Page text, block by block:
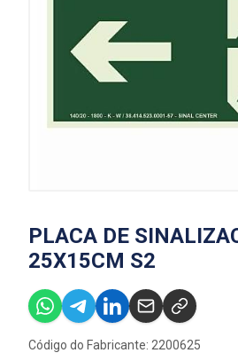
PLACA DE
25X15CM S2
Código do Fabricante: 2200625